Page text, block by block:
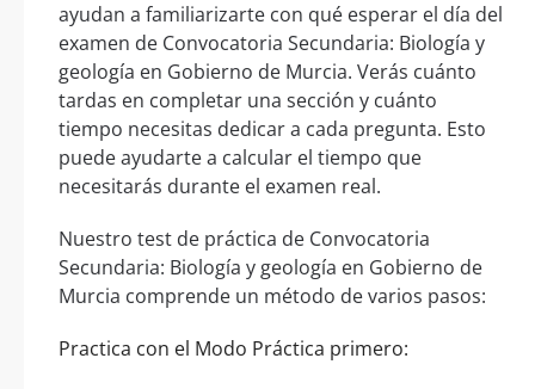
ayudan a familiarizarte con qué esperar el día del
examen de Convocatoria Secundaria: Biología y
geología en Gobierno de Murcia. Verás cuánto
tardas en completar una sección y cuánto
tiempo necesitas dedicar a cada pregunta. Esto
puede ayudarte a calcular el tiempo que
necesitarás durante el examen real.
Nuestro test de práctica de Convocatoria
Secundaria: Biología y geología en Gobierno de
Murcia comprende un método de varios pasos:
Practica con el Modo Práctica primero: